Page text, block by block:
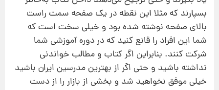
بسپارند كه مثلا این نقطه در یك صفحه سمت راست‌
بالای صفحه نوشته شده بود و خیلی سخت است كه
شما این افراد را قانع كنید كه در دوره آموزشی شما
شركت كنند. بنابراین اگر كتاب و مطالب خواندنی
نداشته باشید و حتی اگر از بهترین مدرسین ایران باشید
خیلی موفق نخواهید شد و بخشی از بازار را از دست